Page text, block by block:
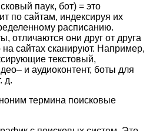
паук, бот) = это
по сайтам, индексируя их
расписанию.
отличаются они друг от друга
сайтах сканируют. Например,
текстовый,
и аудиоконтент, боты для
д.
термина поисковые